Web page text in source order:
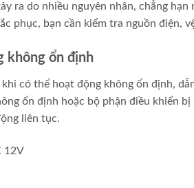
ra do nhiều nguyên nhân, chẳng
phục, bạn cần kiểm tra nguồn điện,
không ổn định
có thể hoạt động không ổn định,
ổn định hoặc bộ phận điều khiển
liên tục.